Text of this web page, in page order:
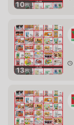
10枚
13枚